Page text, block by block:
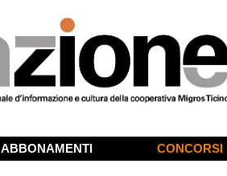
ABBONAMENTI CONCORSI